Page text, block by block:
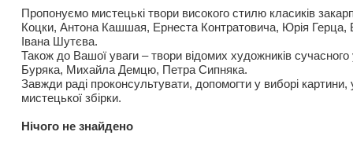
Пропонуємо мистецькі твори високого стилю класиків
Коцки, Антона Кашшая, Ернеста Контратовича, Юрія
Івана Шутєва.
Також до Вашої уваги – твори відомих художників
Буряка, Михайла Демцю, Петра Сипняка.
Завжди раді проконсультувати, допомогти у виборі картини,
мистецької збірки.
Нiчого не знайдено